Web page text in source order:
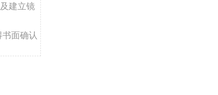
建立镜
书面确认